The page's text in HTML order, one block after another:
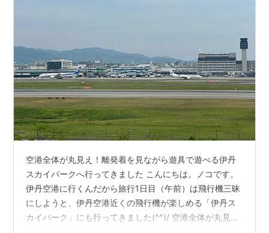
空港全体が丸見え！離発着を見ながら遊具で遊べる伊丹
スカイパークへ行ってきました こんにちは。ノコです。
伊丹空港に行くんだから旅行1日目（午前）は飛行機三昧
にしようと、伊丹空港近くの飛行機が楽しめる「伊丹ス
カイパーク」にも行ってきました(^^)/ 空港全体が丸見